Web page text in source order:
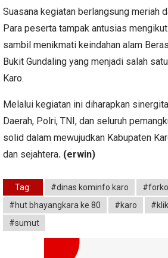
Suasana kegiatan berlangsung meriah
Para peserta tampak antusias
sambil menikmati keindahan alam
Bukit Gundaling yang menjadi salah
Karo.
Melalui kegiatan ini diharapkan
Daerah, Polri, TNI, dan seluruh
solid dalam mewujudkan Kabupaten
dan sejahtera. (erwin)
Tag: #dinas kominfo karo
#hut bhayangkara ke 80
#karo
#sumut